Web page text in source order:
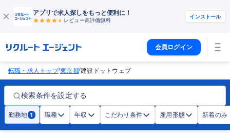
アプリで求人探しをもっと便利に！
レビュー高評価無料
インストール
会員ログイン
転職・求人トップ/東京都/建設ドットウェブ
検索条件を設定する
勤務地 1 職種 年収 こだわり条件 雇用形態 新着のみ